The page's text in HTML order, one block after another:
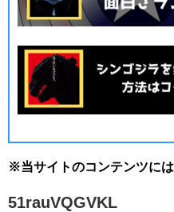
※当サイトのコンテンツには
51rauVQGVKL